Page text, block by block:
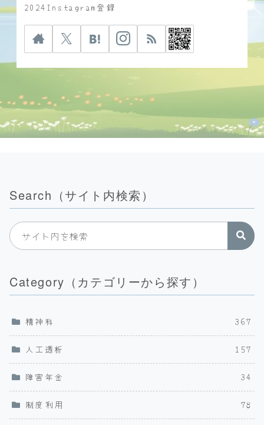
2024Instagram登録
Search（サイト内検索）
Category（カテゴリーから探す）
精神科 367
人工透析 157
障害年金 34
制度利用 78